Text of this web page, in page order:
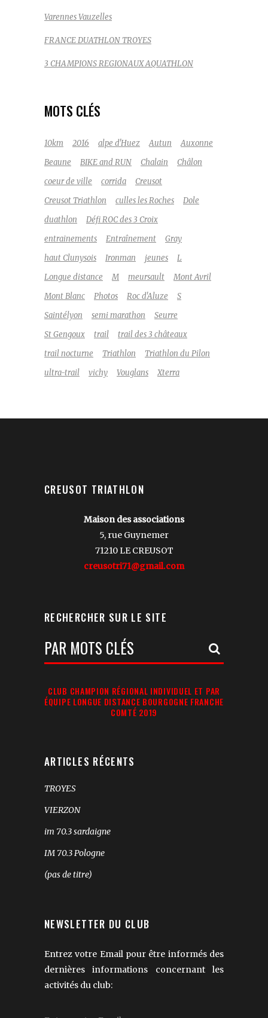
Varennes Vauzelles
FRANCE DUATHLON TROYES
3 CHAMPIONS REGIONAUX AQUATHLON
MOTS CLÉS
10km 2016 alpe d'Huez Autun
Auxonne
Beaune
BIKE and RUN Chalain
Châlon
coeur de ville
corrida
Creusot
Creusot Triathlon
culles les Roches
Dole
duathlon
Défi ROC des 3 Croix
entrainements
Entraînement
Gray
haut Clunysois
Ironman jeunes
L
Longue distance
M meursault
Mont Avril
Mont Blanc
Photos Roc d'Aluze
S
Saintélyon
semi marathon
Seurre
St Gengoux
trail
trail des 3 châteaux
trail nocturne
Triathlon
Triathlon du Pilon
ultra-trail
vichy Vouglans Xterra
CREUSOT TRIATHLON
Maison des associations
5, rue Guynemer
71210 LE CREUSOT
creusotri71@gmail.com
RECHERCHER SUR LE SITE
Votre
Recherche:
CLUB CHAMPION RÉGIONAL INDIVIDUEL ET PAR
ÉQUIPE LONGUE DISTANCE BOURGOGNE FRANCHE
COMTÉ 2019
ARTICLES RÉCENTS
TROYES
VIERZON
im 70.3 sardaigne
IM 70.3 Pologne
(pas de titre)
NEWSLETTER DU CLUB
Entrez votre Email pour être informés des
dernières informations concernant les
activités du club: